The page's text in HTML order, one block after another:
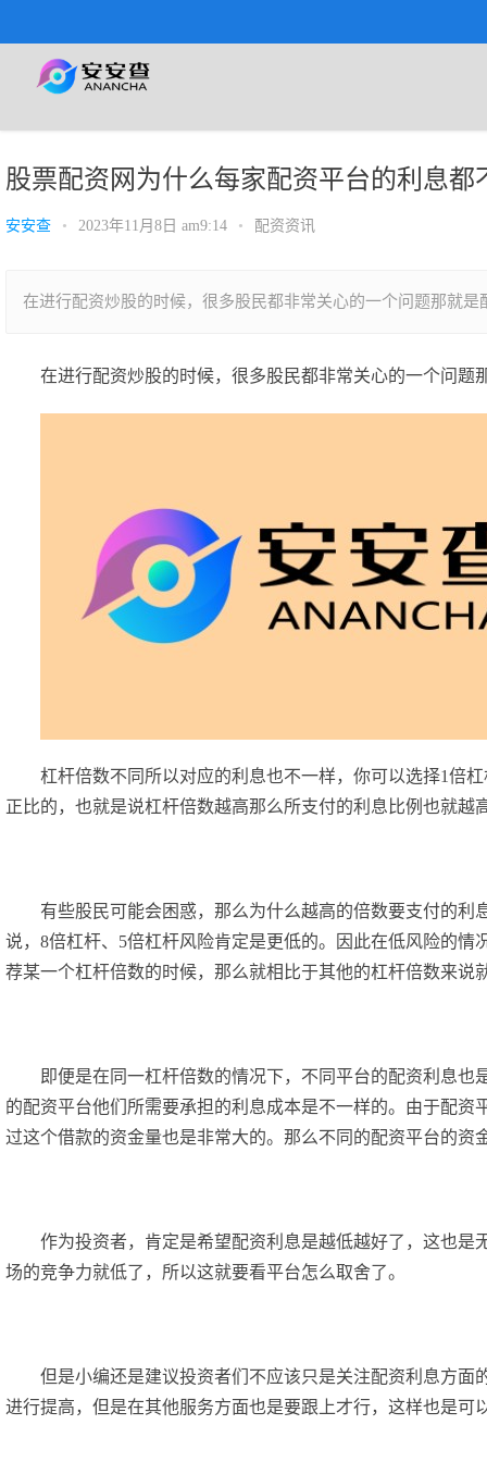
股票配资网为什么每家配资平台的利息都
安安查 • 2023年11月8日 am9:14 • 配资资讯
在进行配资炒股的时候，很多股民都非常关心的一个问题那就
在进行配资炒股的时候，很多股民都非常关心的一个问
杠杆倍数不同所以对应的利息也不一样，你可以选择1倍
正比的，也就是说杠杆倍数越高那么所支付的利息比例也就越
有些股民可能会困惑，那么为什么越高的倍数要支付的
说，8倍杠杆、5倍杠杆风险肯定是更低的。因此在低风险的
荐某一个杠杆倍数的时候，那么就相比于其他的杠杆倍数来
即便是在同一杠杆倍数的情况下，不同平台的配资利息
的配资平台他们所需要承担的利息成本是不一样的。由于配
过这个借款的资金量也是非常大的。那么不同的配资平台的
作为投资者，肯定是希望配资利息是越低越好了，这也
场的竞争力就低了，所以这就要看平台怎么取舍了。
但是小编还是建议投资者们不应该只是关注配资利息方
进行提高，但是在其他服务方面也是要跟上才行，这样也是可